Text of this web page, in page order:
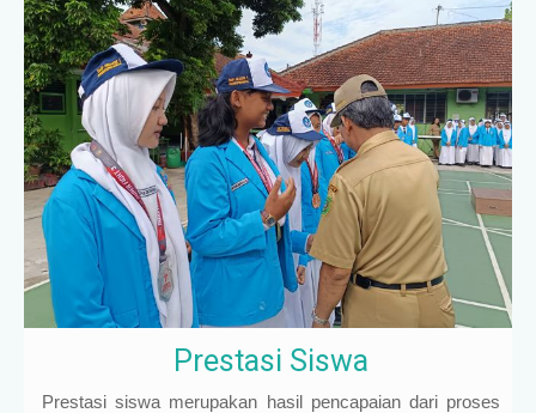
Prestasi Siswa
Prestasi siswa merupakan hasil pencapaian dari proses